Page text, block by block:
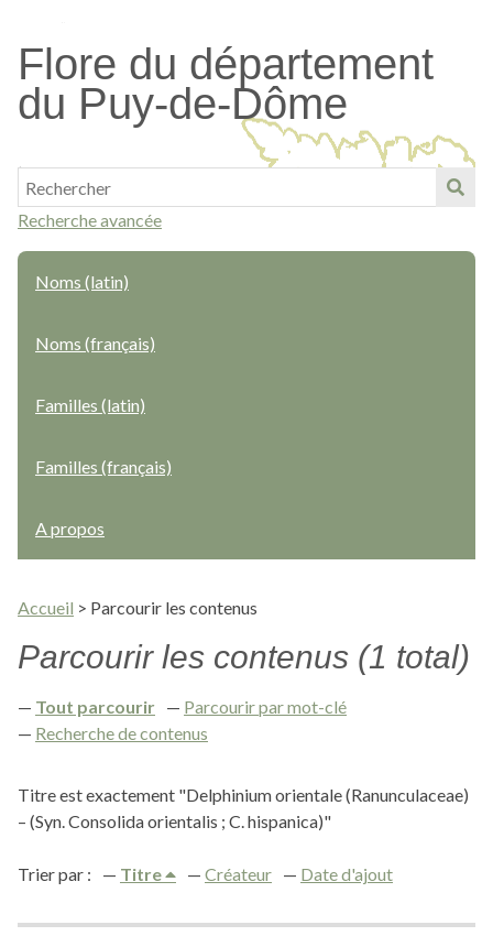
contenu
principal
Flore du département
du Puy-de-Dôme
Recherche avancée
Noms (latin)
Noms (français)
Familles (latin)
Familles (français)
A propos
Accueil > Parcourir les contenus
Parcourir les contenus (1 total)
Tout parcourir
Parcourir par mot-clé
Recherche de contenus
Titre est exactement "Delphinium orientale (Ranunculaceae)
– (Syn. Consolida orientalis ; C. hispanica)"
Trier par : Titre Créateur Date d'ajout